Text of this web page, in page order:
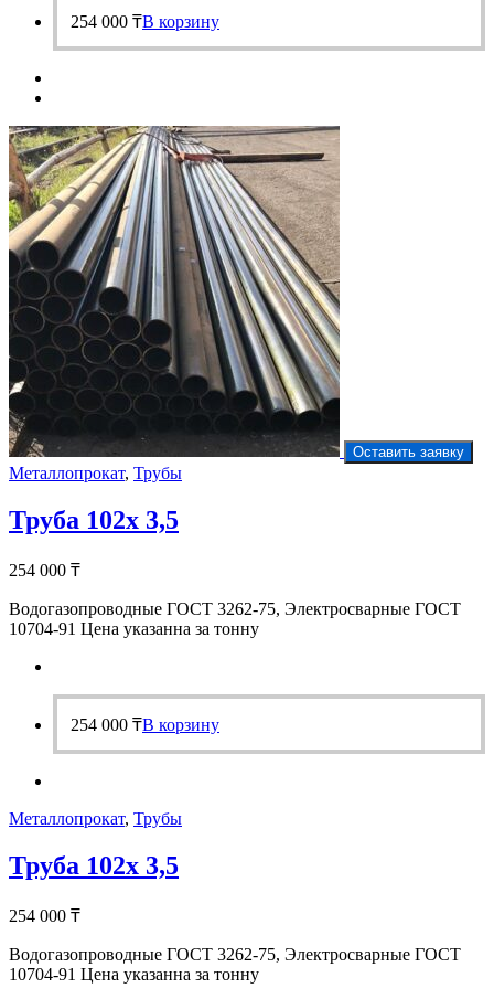
254 000 ₸В корзину
Оставить заявку
Металлопрокат, Трубы
Труба 102х 3,5
254 000 ₸
Водогазопроводные ГОСТ 3262-75, Электросварные ГОСТ
10704-91 Цена указанна за тонну
254 000 ₸В корзину
Металлопрокат, Трубы
Труба 102х 3,5
254 000 ₸
Водогазопроводные ГОСТ 3262-75, Электросварные ГОСТ
10704-91 Цена указанна за тонну